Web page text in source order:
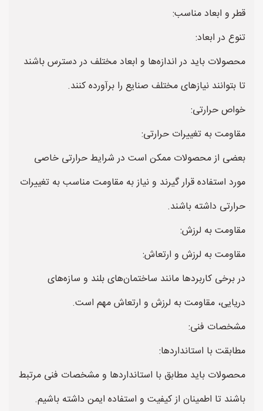
قطر و ابعاد مناسب:
تنوع در ابعاد:
محصولات باید در اندازه‌ها و ابعاد مختلف در دسترس باشند
تا بتوانند نیازهای مختلف صنایع را برآورده کنند.
خواص حرارتی:
مقاومت به تغییرات حرارتی:
بعضی از محصولات ممکن است در شرایط حرارتی خاصی
مورد استفاده قرار گیرند و نیاز به مقاومت مناسب به تغییرات
حرارتی داشته باشند.
مقاومت به لرزش:
مقاومت به لرزش و ارتعاش:
در برخی کاربردها مانند ساختمان‌های بلند و سازه‌های
دریایی، مقاومت به لرزش و ارتعاش مهم است.
مشخصات فنی:
مطابقت با استانداردها:
محصولات باید مطابق با استانداردها و مشخصات فنی مرتبط
باشند تا اطمینان از کیفیت و استفاده ایمن داشته باشیم.